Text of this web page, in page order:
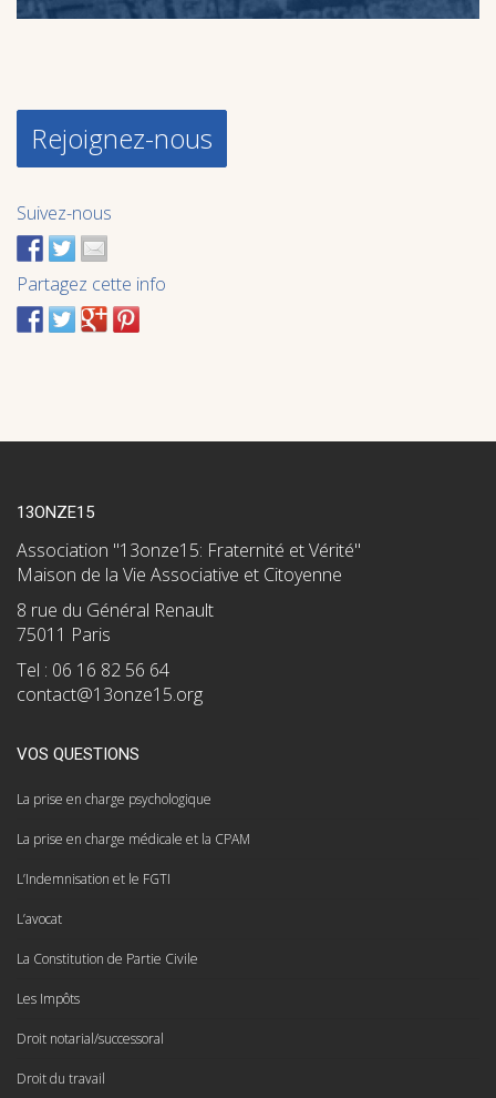
Rejoignez-nous
Suivez-nous
Partagez cette info
13ONZE15
Association "13onze15: Fraternité et Vérité"
Maison de la Vie Associative et Citoyenne
8 rue du Général Renault
75011 Paris
Tel : 06 16 82 56 64
contact@13onze15.org
VOS QUESTIONS
La prise en charge psychologique
La prise en charge médicale et la CPAM
L’Indemnisation et le FGTI
L’avocat
La Constitution de Partie Civile
Les Impôts
Droit notarial/successoral
Droit du travail